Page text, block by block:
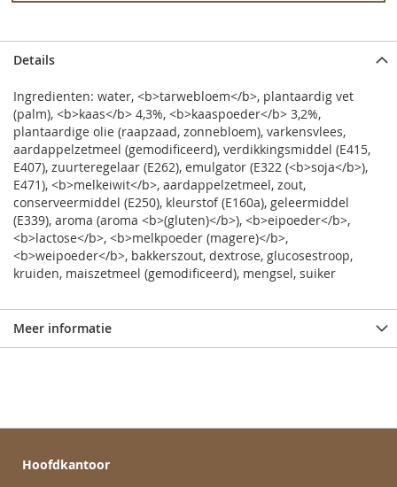
Details
Ingredienten: water, <b>tarwebloem</b>, plantaardig vet
(palm), <b>kaas</b> 4,3%, <b>kaaspoeder</b> 3,2%,
plantaardige olie (raapzaad, zonnebloem), varkensvlees,
aardappelzetmeel (gemodificeerd), verdikkingsmiddel (E415,
E407), zuurteregelaar (E262), emulgator (E322 (<b>soja</b>),
E471), <b>melkeiwit</b>, aardappelzetmeel, zout,
conserveermiddel (E250), kleurstof (E160a), geleermiddel
(E339), aroma (aroma <b>(gluten)</b>), <b>eipoeder</b>,
<b>lactose</b>, <b>melkpoeder (magere)</b>,
<b>weipoeder</b>, bakkerszout, dextrose, glucosestroop,
kruiden, maiszetmeel (gemodificeerd), mengsel, suiker
Meer informatie
Hoofdkantoor